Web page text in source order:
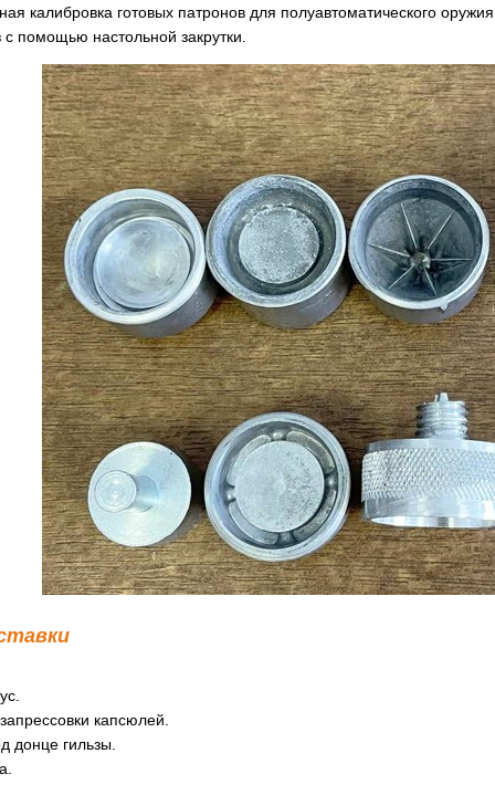
калибровка готовых патронов для полуавтоматического
с помощью настольной закрутки.
капсюлей.
донце гильзы.